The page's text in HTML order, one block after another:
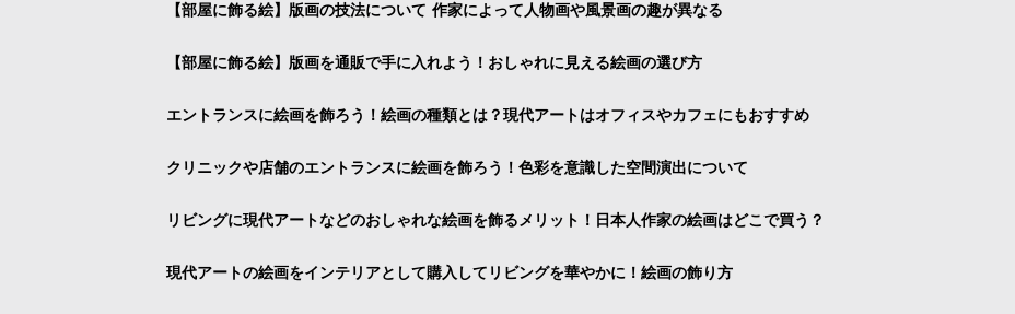
【部屋に飾る絵】版画の技法について 作家によって人物画や風景画の趣が異なる
【部屋に飾る絵】版画を通販で手に入れよう！おしゃれに見える絵画の選び方
エントランスに絵画を飾ろう！絵画の種類とは？現代アートはオフィスやカフェにもおすすめ
クリニックや店舗のエントランスに絵画を飾ろう！色彩を意識した空間演出について
リビングに現代アートなどのおしゃれな絵画を飾るメリット！日本人作家の絵画はどこで買う？
現代アートの絵画をインテリアとして購入してリビングを華やかに！絵画の飾り方